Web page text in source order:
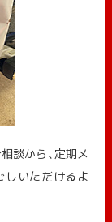
談から、定期メ
しいただけるよ